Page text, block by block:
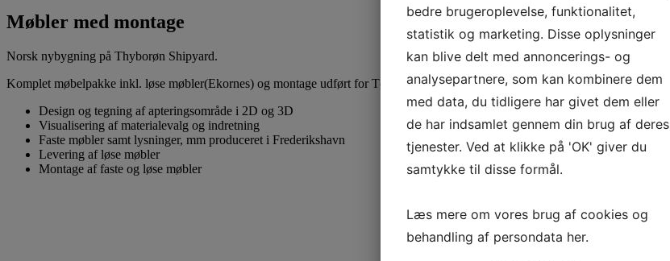
Møbler med montage
Norsk nybygning på Thyborøn Shipyard.
Komplet møbelpakke inkl. løse møbler(Ekornes) og montage udført for Tømrer Pedersen, Thyborøn.
Design og tegning af apteringsområde i 2D og 3D
Visualisering af materialevalg og indretning
Faste møbler samt lysninger, mm produceret i Frederikshavn
Levering af løse møbler
Montage af faste og løse møbler
bedre brugeroplevelse, funktionalitet,
statistik og marketing. Disse oplysninger
kan blive delt med annoncerings- og
analysepartnere, som kan kombinere dem
med data, du tidligere har givet dem eller
de har indsamlet gennem din brug af deres
tjenester. Ved at klikke på 'OK' giver du
samtykke til disse formål.
Læs mere om vores brug af cookies og
behandling af persondata her.